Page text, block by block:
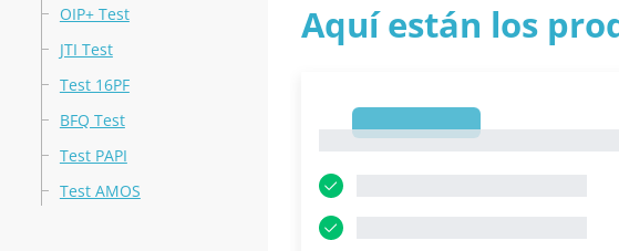
OIP+ Test
JTI Test
Test 16PF
BFQ Test
Test PAPI
Test AMOS
Aquí están los